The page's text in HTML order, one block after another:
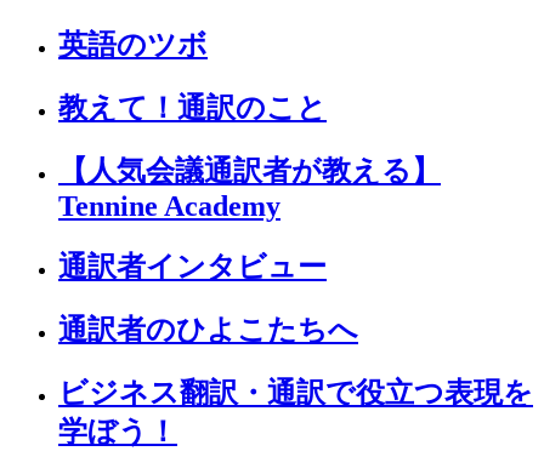
英語のツボ
教えて！通訳のこと
【人気会議通訳者が教える】
Tennine Academy
通訳者インタビュー
通訳者のひよこたちへ
ビジネス翻訳・通訳で役立つ表現を
学ぼう！